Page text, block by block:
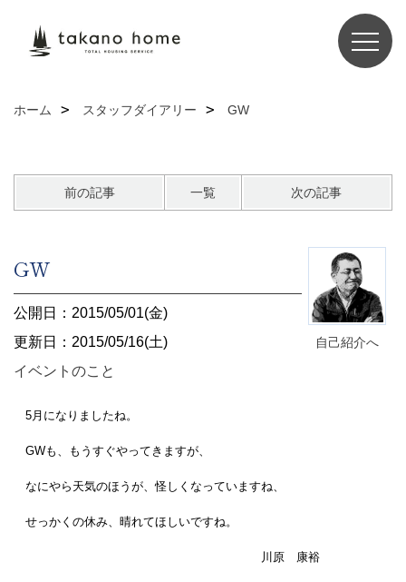
ホーム スタッフダイアリー GW
前の記事 一覧 次の記事
自己紹介へ
GW
公開日：2015/05/01(金)
更新日：2015/05/16(土)
イベントのこと
5月になりましたね。
GWも、もうすぐやってきますが、
なにやら天気のほうが、怪しくなっていますね、
せっかくの休み、晴れてほしいですね。
川原 康裕